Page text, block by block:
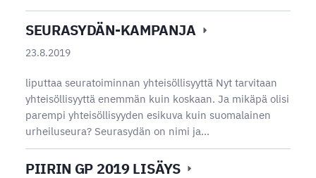
SEURASYDÄN-KAMPANJA
23.8.2019
liputtaa seuratoiminnan yhteisöllisyyttä Nyt tarvitaan
yhteisöllisyyttä enemmän kuin koskaan. Ja mikäpä olisi
parempi yhteisöllisyyden esikuva kuin suomalainen
urheiluseura? Seurasydän on nimi ja…
PIIRIN GP 2019 LISÄYS